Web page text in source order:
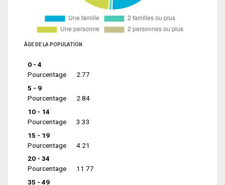
ÂGE DE LA POPULATION
0 - 4
Pourcentage
2.77
5 - 9
Pourcentage
2.84
10 - 14
Pourcentage
3.33
15 - 19
Pourcentage
4.21
20 - 34
Pourcentage
11.77
35 - 49